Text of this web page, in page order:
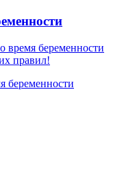
время беременности
правил!